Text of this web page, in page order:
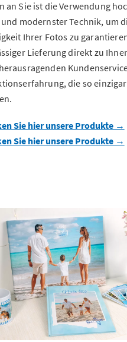
an Sie ist die Verwendung
modernster Technik, um
Ihrer Fotos zu
Lieferung direkt zu
die so
Sie hier unsere Produkte →
Sie hier unsere Produkte →